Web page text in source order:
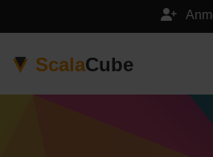
ScalaCube